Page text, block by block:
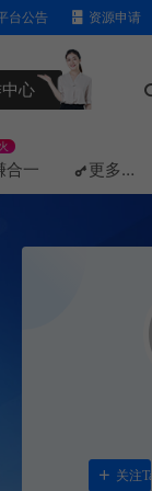
台公告 资源申请
心
合一 更多…
关注Ta